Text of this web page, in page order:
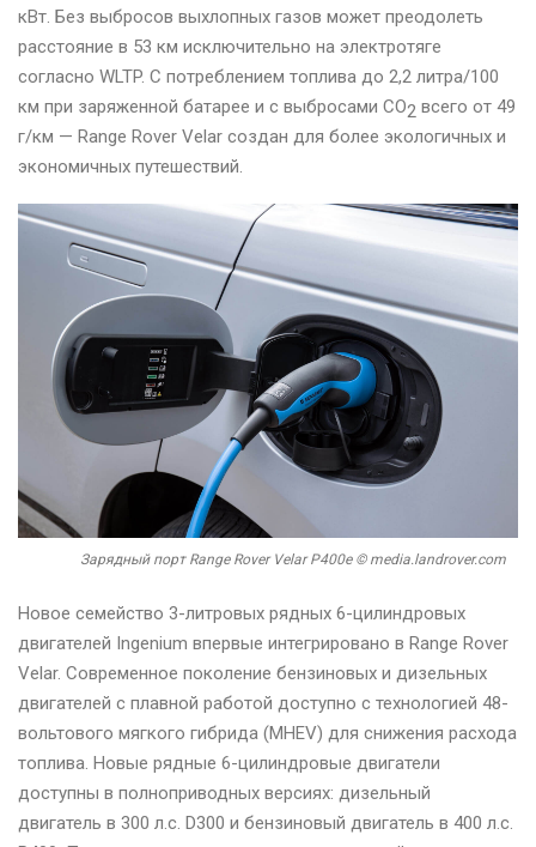
кВт. Без выбросов выхлопных газов может преодолеть
расстояние в 53 км исключительно на электротяге
согласно WLTP. С потреблением топлива до 2,2 литра/100
км при заряженной батарее и с выбросами CO2 всего от 49
г/км — Range Rover Velar создан для более экологичных и
экономичных путешествий.
Зарядный порт Range Rover Velar P400e © media.landrover.com
Новое семейство 3-литровых рядных 6-цилиндровых
двигателей Ingenium впервые интегрировано в Range Rover
Velar. Современное поколение бензиновых и дизельных
двигателей с плавной работой доступно с технологией 48-
вольтового мягкого гибрида (MHEV) для снижения расхода
топлива. Новые рядные 6-цилиндровые двигатели
доступны в полноприводных версиях: дизельный
двигатель в 300 л.с. D300 и бензиновый двигатель в 400 л.с.